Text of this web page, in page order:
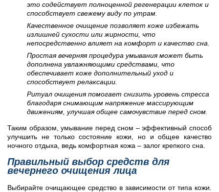
это содействует полноценной регенерации клеток и
способствует свежему виду по утрам.
Качественное очищение позволяет коже избежать
излишней сухости или жирности, что
непосредственно влияет на комфорт и качество сна.
Простая вечерняя процедура умывания может быть
дополнена увлажняющими средствами, что
обеспечивает коже дополнительный уход и
способствует релаксации.
Ритуал очищения помогает снизить уровень стресса
благодаря снимающим напряжение массирующим
движениям, улучшая общее самочувствие перед сном.
Таким образом, умывание перед сном – эффективный способ
улучшить не только состояние кожи, но и общее качество
ночного отдыха, ведь комфортная кожа – залог крепкого сна.
Правильный выбор средств для
вечернего очищения лица
Выбирайте очищающее средство в зависимости от типа кожи.